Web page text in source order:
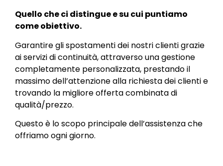
Quello che ci distingue e su cui puntiamo
come obiettivo.
Garantire gli spostamenti dei nostri clienti grazie
ai servizi di continuità, attraverso una gestione
completamente personalizzata, prestando il
massimo dell’attenzione alla richiesta dei clienti e
trovando la migliore offerta combinata di
qualità/prezzo.
Questo è lo scopo principale dell’assistenza che
offriamo ogni giorno.